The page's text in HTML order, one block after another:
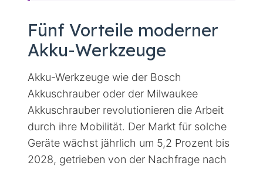
Fünf Vorteile moderner
Akku-Werkzeuge
Akku-Werkzeuge wie der Bosch
Akkuschrauber oder der Milwaukee
Akkuschrauber revolutionieren die Arbeit
durch ihre Mobilität. Der Markt für solche
Geräte wächst jährlich um 5,2 Prozent bis
2028, getrieben von der Nachfrage nach